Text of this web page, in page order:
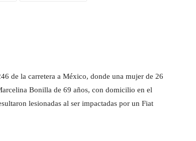
de la carretera a México, donde una mujer de 26
Bonilla de 69 años, con domicilio en el
lesionadas al ser impactadas por un Fiat